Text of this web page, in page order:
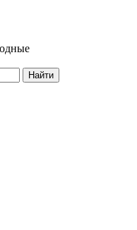
Найти